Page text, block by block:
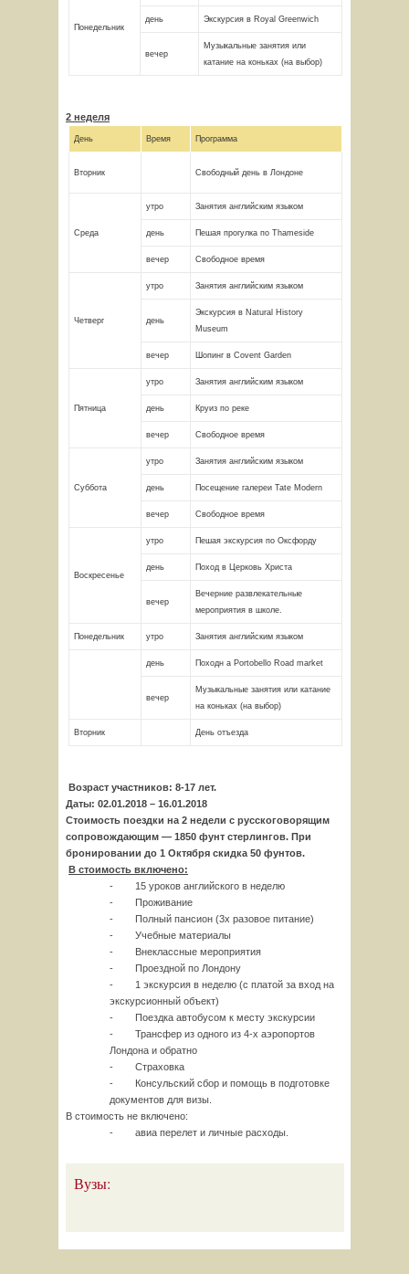
Понедельник
день Экскурсия в Royal Greenwich
вечер
Музыкальные занятия или
катание на коньках (на выбор)
2 неделя
День Время Программа
Вторник Свободный день в Лондоне
Среда
утро Занятия английским языком
день Пешая прогулка по Thameside
вечер Свободное время
Четверг
утро Занятия английским языком
день
Экскурсия в Natural History
Museum
вечер Шопинг в Covent Garden
Пятница
утро Занятия английским языком
день Круиз по реке
вечер Свободное время
Суббота
утро Занятия английским языком
день Посещение галереи Tate Modern
вечер Свободное время
Воскресенье
утро Пешая экскурсия по Оксфорду
день Поход в Церковь Христа
вечер
Вечерние развлекательные
мероприятия в школе.
Понедельник утро Занятия английским языком
день Походн а Portobello Road market
вечер
Музыкальные занятия или катание
на коньках (на выбор)
Вторник День отъезда
Возраст участников: 8-17 лет.
Даты: 02.01.2018 – 16.01.2018
Стоимость поездки на 2 недели с русскоговорящим
сопровождающим — 1850 фунт стерлингов. При
бронировании до 1 Октября скидка 50 фунтов.
В стоимость включено:
- 15 уроков английского в неделю
- Проживание
- Полный пансион (3х разовое питание)
- Учебные материалы
- Внеклассные мероприятия
- Проездной по Лондону
- 1 экскурсия в неделю (с платой за вход на
экскурсионный объект)
- Поездка автобусом к месту экскурсии
- Трансфер из одного из 4-х аэропортов
Лондона и обратно
- Страховка
- Консульский сбор и помощь в подготовке
документов для визы.
В стоимость не включено:
- авиа перелет и личные расходы.
Вузы: